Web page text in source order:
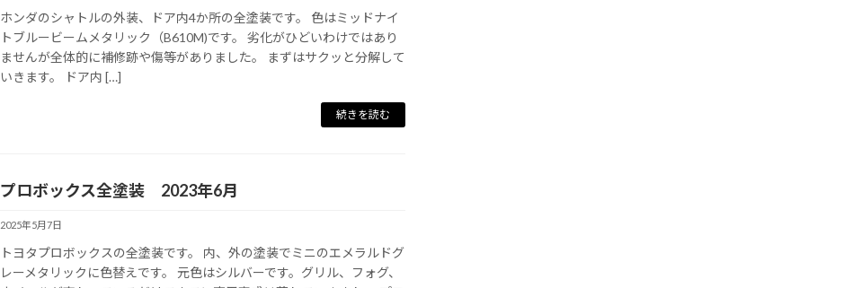
ホンダのシャトルの外装、ドア内4か所の全塗装です。 色はミッドナイ
トブルービームメタリック（B610M)です。 劣化がひどいわけではあり
ませんが全体的に補修跡や傷等がありました。 まずはサクッと分解して
いきます。 ドア内 […]
続きを読む
プロボックス全塗装 2023年6月
2025年5月7日
トヨタプロボックスの全塗装です。 内、外の塗装でミニのエメラルドグ
レーメタリックに色替えです。 元色はシルバーです。グリル、フォグ、